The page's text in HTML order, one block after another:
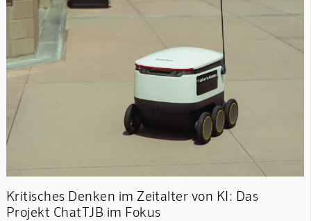
Kritisches Denken im Zeitalter von KI: Das
Projekt ChatTJB im Fokus